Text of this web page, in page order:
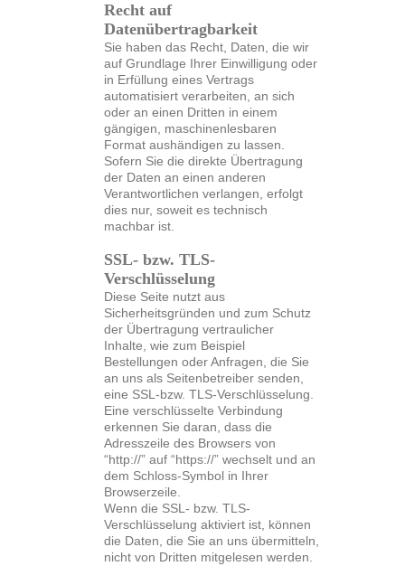
Recht auf
Datenübertragbarkeit
Sie haben das Recht, Daten, die wir
auf Grundlage Ihrer Einwilligung oder
in Erfüllung eines Vertrags
automatisiert verarbeiten, an sich
oder an einen Dritten in einem
gängigen, maschinenlesbaren
Format aushändigen zu lassen.
Sofern Sie die direkte Übertragung
der Daten an einen anderen
Verantwortlichen verlangen, erfolgt
dies nur, soweit es technisch
machbar ist.
SSL- bzw. TLS-
Verschlüsselung
Diese Seite nutzt aus
Sicherheitsgründen und zum Schutz
der Übertragung vertraulicher
Inhalte, wie zum Beispiel
Bestellungen oder Anfragen, die Sie
an uns als Seitenbetreiber senden,
eine SSL-bzw. TLS-Verschlüsselung.
Eine verschlüsselte Verbindung
erkennen Sie daran, dass die
Adresszeile des Browsers von
“http://” auf “https://” wechselt und an
dem Schloss-Symbol in Ihrer
Browserzeile.
Wenn die SSL- bzw. TLS-
Verschlüsselung aktiviert ist, können
die Daten, die Sie an uns übermitteln,
nicht von Dritten mitgelesen werden.